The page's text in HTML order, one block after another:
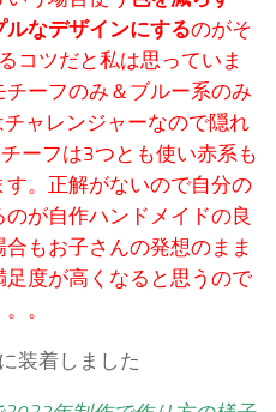
ルなデザインにするのがそ
コツだと私は思っていま
ーフのみ＆ブルー系のみ
ャレンジャーなので隠れ
ーフは3つとも使い赤系も
。正解がないので自分の
が自作ハンドメイドの良
もお子さんの発想のまま
度が高くなると思うので
。
装着しました